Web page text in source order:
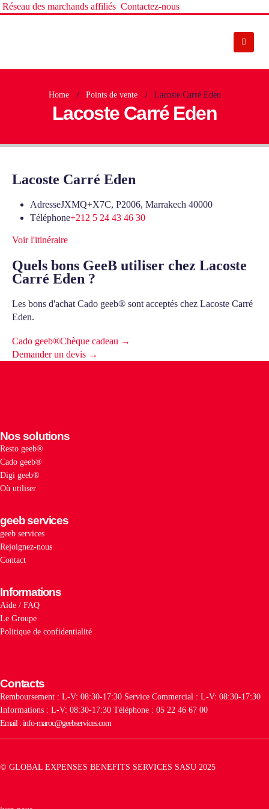
Réseau des marchands affiliés Contactez-nous
Home Points de vente Lacoste Carré Eden
Lacoste Carré Eden
Lacoste Carré Eden
AdresseJXMQ+X7C, P2006, Marrakech 40000
Téléphone+212 5 24 43 46 30
Voir l'itinéraire
Quels bons GeeB utiliser chez Lacoste
Carré Eden ?
Les bons d'achat Cado geeb® sont acceptés chez Lacoste Carré
Eden.
Cado geeb®Chèque cadeau →
Demander un devis →
Nos solutions
Resto geeb®
Cado geeb®
Digi geeb®
Où utiliser
geeb services
geeb services
Rejoignez-nous
Contact
Informations
Aide / FAQ
Le Groupe
Politique de confidentialité
Contacts
Remboursement : L-V: 08:30-17:30 Service Commercial : L-V: 08:30-17:30
Informations : L-V: 08:30-17:30 Téléphone : 05 22 46 67 00
Email : info-maroc@geebservices.com
© GLOBAL EXPENSES BENEFITS SERVICES SASU 2025